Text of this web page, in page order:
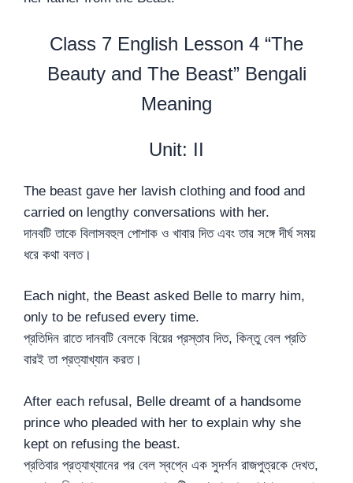
Class 7 English Lesson 4 “The
Beauty and The Beast” Bengali
Meaning
Unit: II
The beast gave her lavish clothing and food and
carried on lengthy conversations with her.
দানবটি তাকে বিলাসবহুল পোশাক ও খাবার দিত এবং তার সঙ্গে দীর্ঘ সময়
ধরে কথা বলত।
Each night, the Beast asked Belle to marry him,
only to be refused every time.
প্রতিদিন রাতে দানবটি বেলকে বিয়ের প্রস্তাব দিত, কিন্তু বেল প্রতি
বারই তা প্রত্যাখ্যান করত।
After each refusal, Belle dreamt of a handsome
prince who pleaded with her to explain why she
kept on refusing the beast.
প্রতিবার প্রত্যাখ্যানের পর বেল স্বপ্নে এক সুদর্শন রাজপুত্রকে দেখত,